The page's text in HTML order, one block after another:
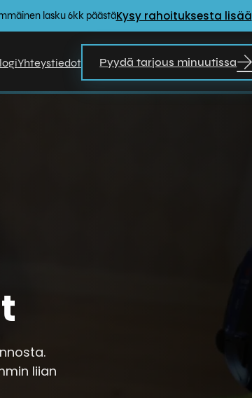
lasku 6kk päästäKysy rahoituksesta lisää
Yhteystiedot Pyydä tarjous minuutissa
liian